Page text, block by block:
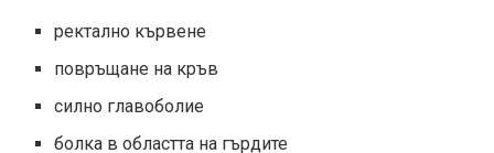
ректално кървене
повръщане на кръв
силно главоболие
болка в областта на гърдите